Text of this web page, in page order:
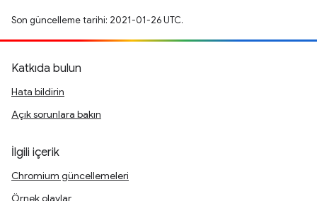
Son güncelleme tarihi: 2021-01-26 UTC.
Katkıda bulun
Hata bildirin
Açık sorunlara bakın
İlgili içerik
Chromium güncellemeleri
Örnek olaylar